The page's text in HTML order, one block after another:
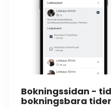
Bokningssidan -
bokningsbara tider